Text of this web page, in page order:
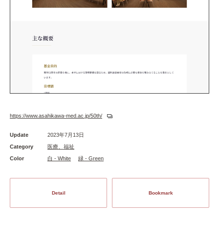
https://www.asahikawa-med.ac.jp/50th/
Update
2023年7月13日
Category
医療、福祉
Color
白 - White 緑 - Green
Detail Bookmark